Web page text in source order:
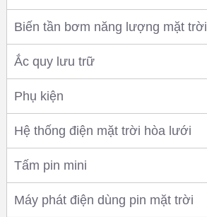
Biến tần bơm năng lượng mặt trời
Ắc quy lưu trữ
Phụ kiện
Hệ thống điện mặt trời hòa lưới
Tấm pin mini
Máy phát điện dùng pin mặt trời